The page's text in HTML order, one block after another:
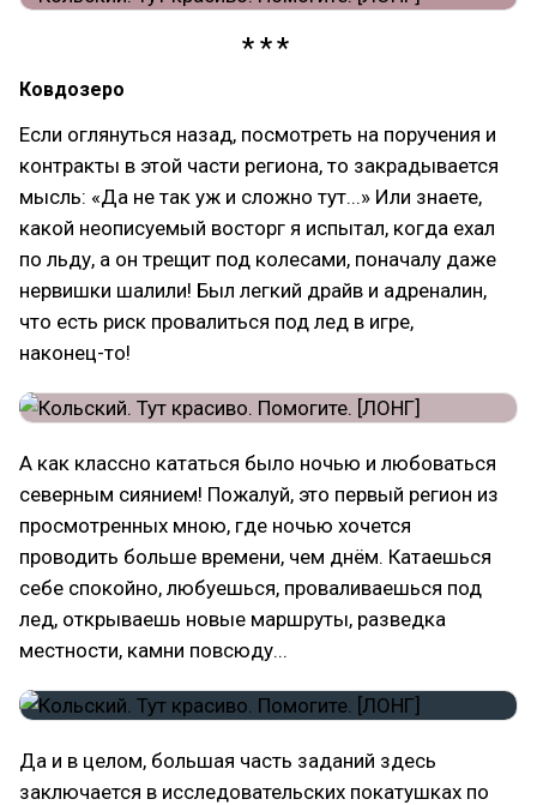
Ковдозеро
Если оглянуться назад, посмотреть на поручения и
контракты в этой части региона, то закрадывается
мысль: «Да не так уж и сложно тут...» Или знаете,
какой неописуемый восторг я испытал, когда ехал
по льду, а он трещит под колесами, поначалу даже
нервишки шалили! Был легкий драйв и адреналин,
что есть риск провалиться под лед в игре,
наконец-то!
А как классно кататься было ночью и любоваться
северным сиянием! Пожалуй, это первый регион из
просмотренных мною, где ночью хочется
проводить больше времени, чем днём. Катаешься
себе спокойно, любуешься, проваливаешься под
лед, открываешь новые маршруты, разведка
местности, камни повсюду...
Да и в целом, большая часть заданий здесь
заключается в исследовательских покатушках по